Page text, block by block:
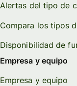
Alertas del tipo de
Compara los tipos
Disponibilidad de
Empresa y equipo
Empresa y equipo